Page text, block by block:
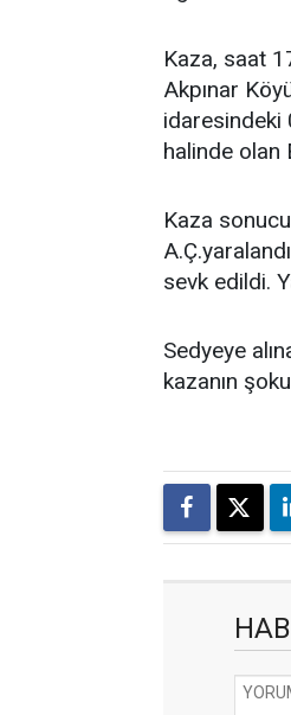
Kaza, saat
Akpınar
idaresindeki
halinde olan
Kaza
sevk edildi.
Sedyeye
kazanın